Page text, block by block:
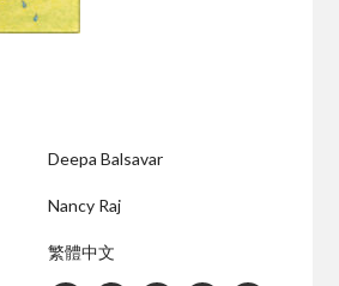
Deepa Balsavar
Nancy Raj
繁體中文